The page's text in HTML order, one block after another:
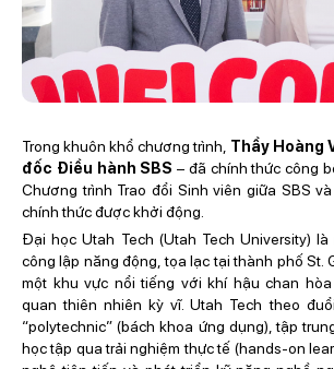
Trong khuôn khổ chương trình, Thầy Hoàng
đốc Điều hành SBS – đã chính thức công
Chương trình Trao đổi Sinh viên giữa SBS
chính thức được khởi động.
Đại học Utah Tech (Utah Tech University)
công lập năng động, tọa lạc tại thành phố St.
một khu vực nổi tiếng với khí hậu chan
quan thiên nhiên kỳ vĩ. Utah Tech theo
“polytechnic” (bách khoa ứng dụng), tập
học tập qua trải nghiệm thực tế (hands-on